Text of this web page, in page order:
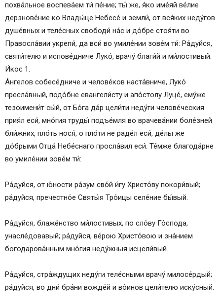
Кондак 10
Икос 11
Кондак 12
Кондак 13
Икос 1
Кондак 1
похва́льное воспева́ем ти́ пе́ние; ты́ же, я́ко име́яй ве́лие
дерзнове́ние ко Влады́це Небесе́ и земли́, от вся́ких неду́гов
душе́вных и теле́сных свободи́ на́с и до́бре стоя́ти во
Правосла́вии укрепи́, да вси́ во умиле́нии зове́м ти́: Ра́дуйся,
святи́телю и испове́дниче Луко́, врачу́ благи́й и ми́лостивый.
И́кос 1.
А́нгелов собесе́дниче и челове́ков наста́вниче, Луко́
пресла́вный, подо́бне евангели́сту и апо́столу Луце́, ему́же
тезоимени́т сы́й, от Бо́га да́р цели́ти неду́ги челове́ческия
прия́л еси́, мно́гия труды́ подъе́мля во врачева́нии боле́зней
бли́жних, пло́ть нося́, о пло́ти не раде́л еси́, де́лы же
до́брыми Отца́ Небе́снаго просла́вил еси́. Те́мже благода́рне
во умиле́нии зове́м ти́:
Ра́дуйся, от ю́ности ра́зум сво́й и́гу Христо́ву покори́вый;
ра́дуйся, пречестно́е Святы́я Тро́ицы селе́ние бы́вый.
Ра́дуйся, блаже́нство ми́лостивых, по сло́ву Го́спода,
унасле́довавый; ра́дуйся, ве́рою Христо́вою и зна́нием
богодарова́нным мно́гия неду́жныя исцели́вый.
Ра́дуйся, стра́ждущих неду́ги теле́сными врачу́ милосе́рдый;
ра́дуйся, во дни́ бра́ни вожде́й и во́инов цели́телю иску́сный.